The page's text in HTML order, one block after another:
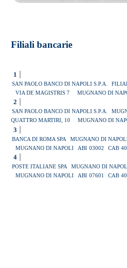
Filiali bancarie
1
SAN PAOLO BANCO DI NAPOLI S.P.A.
VIA DE MAGISTRIS 7
MUGNANO DI
2
SAN PAOLO BANCO DI NAPOLI S.P.A.
QUATTRO MARTIRI, 10
MUGNANO DI
3
BANCA DI ROMA SPA MUGNANO DI
MUGNANO DI NAPOLI
ABI 03002 CAB
4
POSTE ITALIANE SPA MUGNANO DI
MUGNANO DI NAPOLI
ABI 07601 CAB